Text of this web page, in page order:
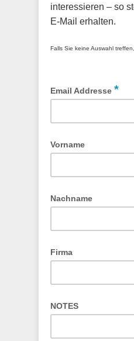
interessieren – so
E-Mail erhalten.
Falls Sie keine Auswahl
Email Addresse *
Vorname
Nachname
Firma
NOTES